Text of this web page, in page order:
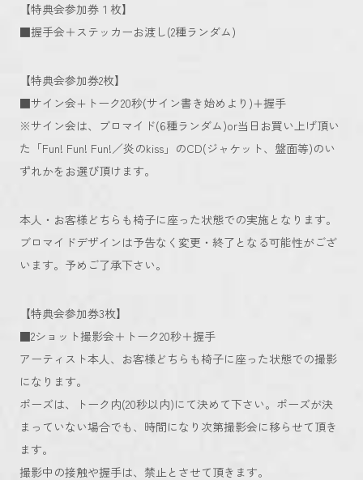
【特典会参加券１枚】
■握手会＋ステッカーお渡し(2種ランダム)
【特典会参加券2枚】
■サイン会+トーク20秒(サイン書き始めより)+握手
※サイン会は、ブロマイド(6種ランダム)or当日お買い上げ頂い
た「Fun! Fun! Fun!／炎のkiss」のCD(ジャケット、盤面等)のい
ずれかをお選び頂けます。
本人・お客様どちらも椅子に座った状態での実施となります。
ブロマイドデザインは予告なく変更・終了となる可能性がござ
います。予めご了承下さい。
【特典会参加券3枚】
■2ショット撮影会＋トーク20秒＋握手
アーティスト本人、お客様どちらも椅子に座った状態での撮影
になります。
ポーズは、トーク内(20秒以内)にて決めて下さい。ポーズが決
まっていない場合でも、時間になり次第撮影会に移らせて頂き
ます。
撮影中の接触や握手は、禁止とさせて頂きます。